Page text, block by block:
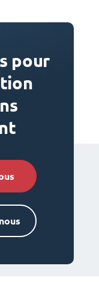
pour